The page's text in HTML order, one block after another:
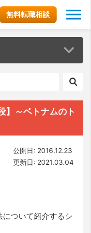
無料転職相談
】～ベトナムのト
公開日: 2016.12.23
更新日: 2021.03.04
ついて紹介するシ